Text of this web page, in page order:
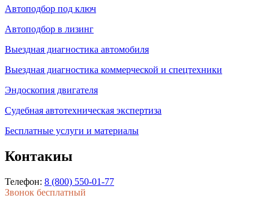
Автоподбор под ключ
Автоподбор в лизинг
Выездная диагностика автомобиля
Выездная диагностика коммерческой и спецтехники
Эндоскопия двигателя
Судебная автотехническая экспертиза
Бесплатные услуги и материалы
Контакиы
Телефон: 8 (800) 550-01-77
Звонок бесплатный